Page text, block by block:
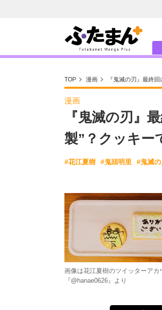
TOP 漫画 『鬼滅の刃』最終
漫画
『鬼滅の刃』
製”？クッキー
#花江夏樹 #鬼頭明里 #鬼滅の
画像は花江夏樹のツイッターアカ
『@hanae0626』より